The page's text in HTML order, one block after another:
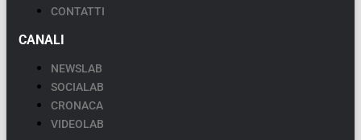
CONTATTI
CANALI
NEWSLAB
SOCIALAB
CRONACA
VIDEOLAB